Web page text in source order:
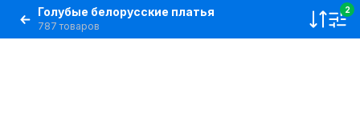
Голубые белорусские платья
787 товаров
2